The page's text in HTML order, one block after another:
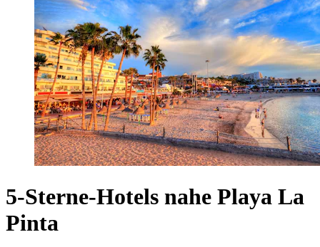
5-Sterne-Hotels nahe Playa La
Pinta